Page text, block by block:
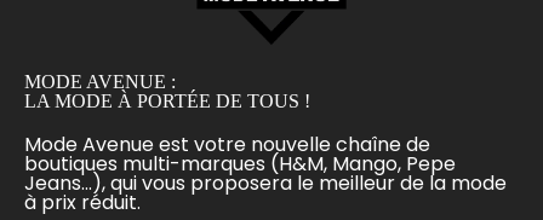
MODE AVENUE :
LA MODE À PORTÉE DE TOUS !
Mode Avenue est votre nouvelle chaîne de
boutiques multi-marques (H&M, Mango, Pepe
Jeans...), qui vous proposera le meilleur de la mode
à prix réduit.